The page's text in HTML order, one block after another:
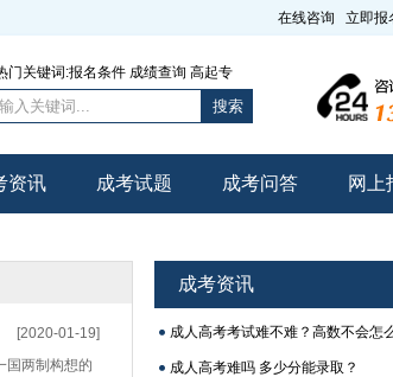
在线咨询 立即报
门关键词:报名条件 成绩查询 高起专
搜索
资讯 成考试题 成考问答 网上
[2020-01-19]
国两制构想的
成考资讯
成人高考考试难不难？高数不会怎
成人高考难吗 多少分能录取？